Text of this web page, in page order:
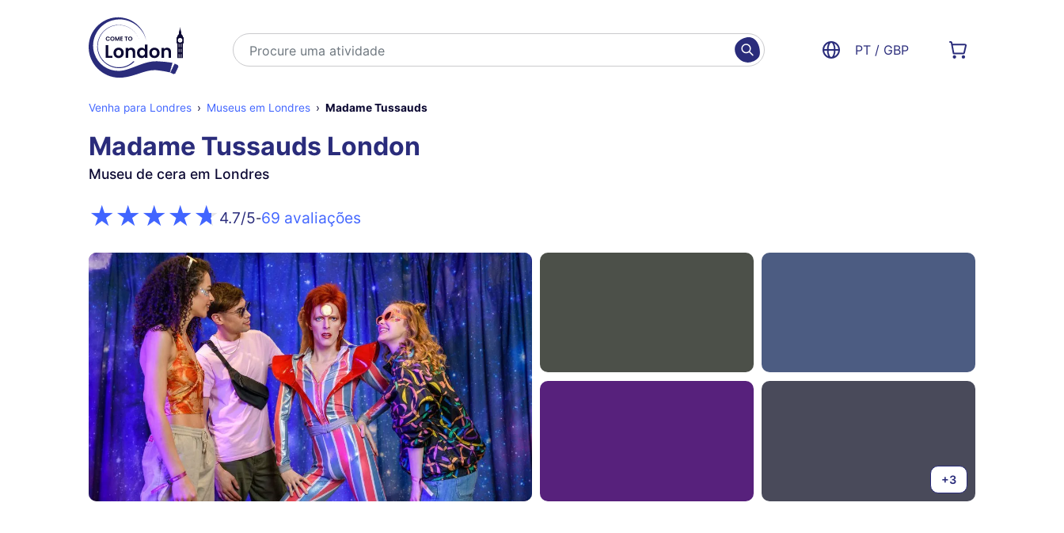
Buscar PT / GBP
Venha para Londres Museus em Londres Madame Tussauds
Madame Tussauds London
Museu de cera em Londres
4.7/5-69 avaliações
+3